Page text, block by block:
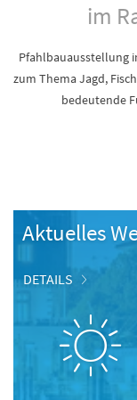
im
Pfahlbauausstellung
zum Thema Jagd,
bedeutende
Aktuelles
DETAILS